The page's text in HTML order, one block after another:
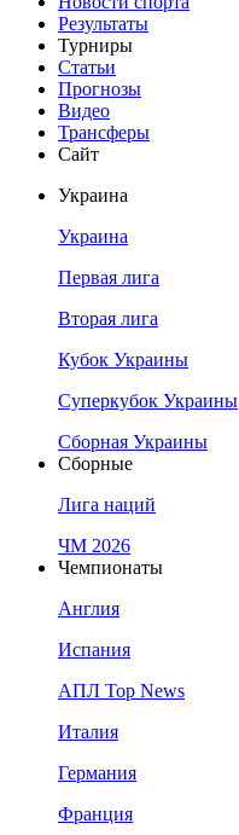
Результаты
Турниры
Статьи
Прогнозы
Видео
Трансферы
Сайт
Украина
Украина
Первая лига
Вторая лига
Кубок Украины
Суперкубок Украины
Сборная Украины
Сборные
Лига наций
ЧМ 2026
Чемпионаты
Англия
Испания
АПЛ Top News
Италия
Германия
Франция